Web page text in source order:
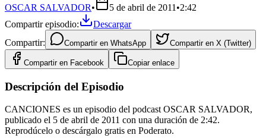
OSCAR SALVADOR• 5 de abril de 2011 •2:42
Compartir episodio:
Descargar
Compartir:
Compartir en WhatsApp Compartir en X (Twitter)
Compartir en Facebook Copiar enlace
Descripción del Episodio
CANCIONES es un episodio del podcast OSCAR SALVADOR,
publicado el 5 de abril de 2011 con una duración de 2:42.
Reprodúcelo o descárgalo gratis en Poderato.